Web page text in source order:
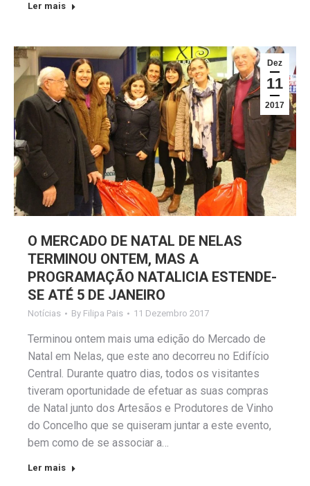
Ler mais
Dez
11
2017
O MERCADO DE NATAL DE NELAS
TERMINOU ONTEM, MAS A
PROGRAMAÇÃO NATALICIA ESTENDE-
SE ATÉ 5 DE JANEIRO
Notícias By Filipa Pais 11 Dezembro 2017
Terminou ontem mais uma edição do Mercado de
Natal em Nelas, que este ano decorreu no Edifício
Central. Durante quatro dias, todos os visitantes
tiveram oportunidade de efetuar as suas compras
de Natal junto dos Artesãos e Produtores de Vinho
do Concelho que se quiseram juntar a este evento,
bem como de se associar a…
Ler mais